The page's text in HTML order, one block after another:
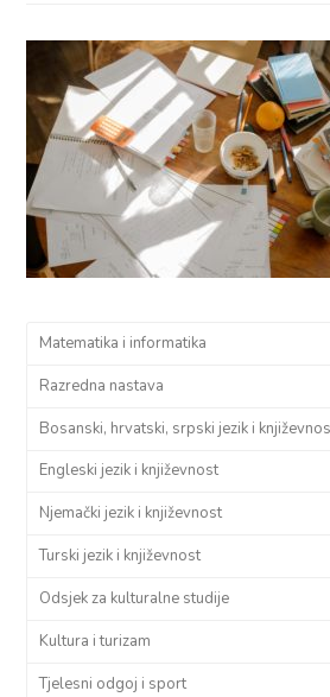
Matematika i informatika
Razredna nastava
Bosanski, hrvatski, srpski jezik i
Engleski jezik i književnost
Njemački jezik i književnost
Turski jezik i književnost
Odsjek za kulturalne studije
Kultura i turizam
Tjelesni odgoj i sport